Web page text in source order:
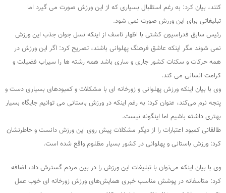
کنند، بیان کرد: به رغم استقبال بسیاری که از این ورزش صورت می گیرد اما
تبلیغاتی برای این وررش صورت نمی شود.
رئیس سابق فدراسیون کشتی با اظهار تاسف از اینکه نسل جوان جذب این ورزش
نمی شوند مگر اینکه عاشق فرهنگ پهلوانی باشند، تصریح کرد: اگر این ورزش در
همه حرکات و سکنات کشور جاری و ساری باشد همه رشته ها را سیراب فضیلت و
کرامت انسانی می کند.
وی با بیان اینکه ورزش پهلوانی و زورخانه ای با مشکلات و کمبودهای بسیاری دست و
پنجه نرم می‌کند، عنوان کرد: به رغم اینکه در ورزش باستانی می توانیم جایگاه بسیار
بهتری داشته باشیم اما اینگونه نیست.
طالقانی کمبود اعتبارات را از دیگر مشکلات پیش روی این ورزش دانست و خاطرنشان
کرد: ورزش باستانی و پهلوانی در کشور بسیار مظلوم واقع شده است.
وی با بیان اینکه می‌توان با تبلیغات این ورزش را در بین مردم گسترش داد، اضافه
کرد: متاسفانه در پوشش مناسب خبری همایش‌های ورزش زورخانه ای خوب عمل